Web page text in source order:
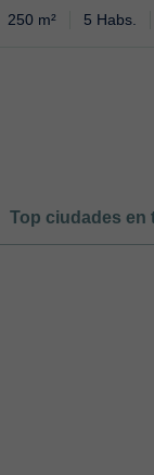
250 m² 5 Habs.
Top ciudades en